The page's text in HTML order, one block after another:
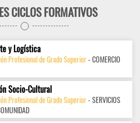
CICLOS FORMATIVOS
y Logística
Profesional de Grado Superior- COMERCIO
Socio-Cultural
Profesional de Grado Superior- SERVICIOS